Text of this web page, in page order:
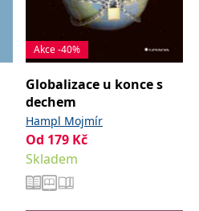
Akce -40%
Globalizace u konce s
dechem
Hampl Mojmír
Od 179 Kč
Skladem